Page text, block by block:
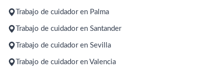
Trabajo de cuidador en Palma
Trabajo de cuidador en Santander
Trabajo de cuidador en Sevilla
Trabajo de cuidador en Valencia